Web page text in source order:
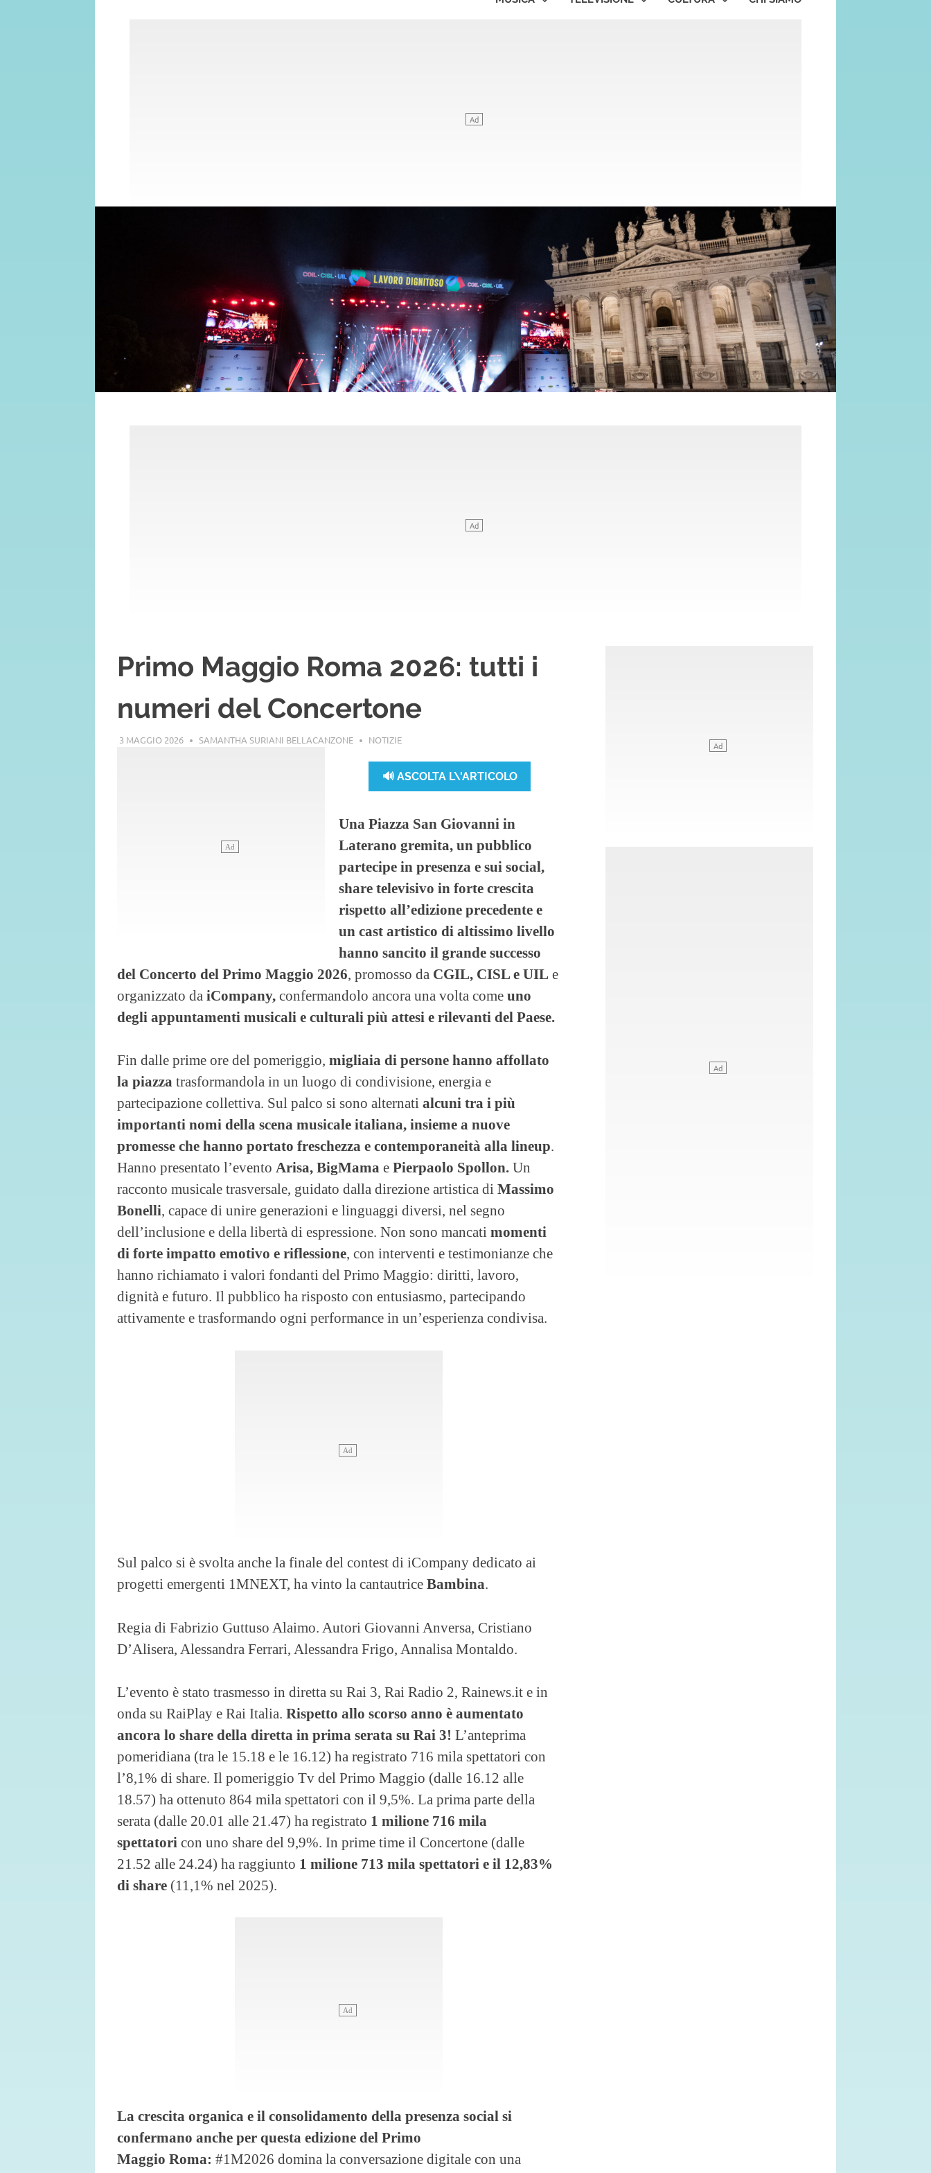
Primo Maggio Roma 2026: tutti i
numeri del Concertone
3 MAGGIO 2026 SAMANTHA SURIANI BELLACANZONE NOTIZIE
🔊 ASCOLTA L\'ARTICOLO
Una Piazza San Giovanni in
Laterano gremita, un pubblico
partecipe in presenza e sui social,
share televisivo in forte crescita
rispetto all’edizione precedente e
un cast artistico di altissimo livello
hanno sancito il grande successo
del Concerto del Primo Maggio 2026, promosso da CGIL, CISL e UIL e
organizzato da iCompany, confermandolo ancora una volta come uno
degli appuntamenti musicali e culturali più attesi e rilevanti del Paese.
Fin dalle prime ore del pomeriggio, migliaia di persone hanno affollato
la piazza trasformandola in un luogo di condivisione, energia e
partecipazione collettiva. Sul palco si sono alternati alcuni tra i più
importanti nomi della scena musicale italiana, insieme a nuove
promesse che hanno portato freschezza e contemporaneità alla lineup.
Hanno presentato l’evento Arisa, BigMama e Pierpaolo Spollon. Un
racconto musicale trasversale, guidato dalla direzione artistica di Massimo
Bonelli, capace di unire generazioni e linguaggi diversi, nel segno
dell’inclusione e della libertà di espressione. Non sono mancati momenti
di forte impatto emotivo e riflessione, con interventi e testimonianze che
hanno richiamato i valori fondanti del Primo Maggio: diritti, lavoro,
dignità e futuro. Il pubblico ha risposto con entusiasmo, partecipando
attivamente e trasformando ogni performance in un’esperienza condivisa.
Sul palco si è svolta anche la finale del contest di iCompany dedicato ai
progetti emergenti 1MNEXT, ha vinto la cantautrice Bambina.
Regia di Fabrizio Guttuso Alaimo. Autori Giovanni Anversa, Cristiano
D’Alisera, Alessandra Ferrari, Alessandra Frigo, Annalisa Montaldo.
L’evento è stato trasmesso in diretta su Rai 3, Rai Radio 2, Rainews.it e in
onda su RaiPlay e Rai Italia. Rispetto allo scorso anno è aumentato
ancora lo share della diretta in prima serata su Rai 3! L’anteprima
pomeridiana (tra le 15.18 e le 16.12) ha registrato 716 mila spettatori con
l’8,1% di share. Il pomeriggio Tv del Primo Maggio (dalle 16.12 alle
18.57) ha ottenuto 864 mila spettatori con il 9,5%. La prima parte della
serata (dalle 20.01 alle 21.47) ha registrato 1 milione 716 mila
spettatori con uno share del 9,9%. In prime time il Concertone (dalle
21.52 alle 24.24) ha raggiunto 1 milione 713 mila spettatori e il 12,83%
di share (11,1% nel 2025).
La crescita organica e il consolidamento della presenza social si
confermano anche per questa edizione del Primo
Maggio Roma: #1M2026 domina la conversazione digitale con una